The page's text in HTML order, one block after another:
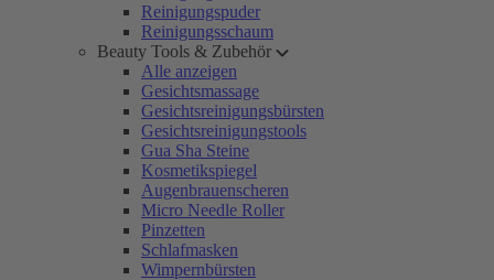
Reinigungspuder
Reinigungsschaum
Beauty Tools & Zubehör
Alle anzeigen
Gesichtsmassage
Gesichtsreinigungsbürsten
Gesichtsreinigungstools
Gua Sha Steine
Kosmetikspiegel
Augenbrauenscheren
Micro Needle Roller
Pinzetten
Schlafmasken
Wimpernbürsten